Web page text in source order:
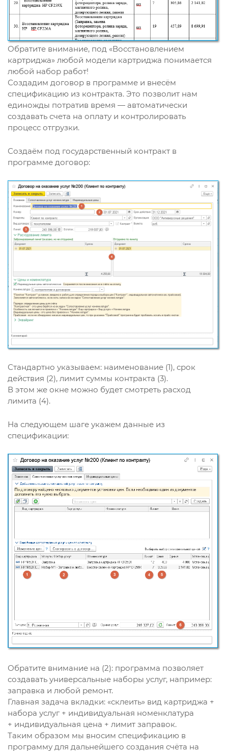
Обратите внимание, под «Восстановлением
картриджа» любой модели картриджа понимается
любой набор работ!
Создадим договор в программе и внесём
спецификацию из контракта. Это позволит нам
единожды потратив время — автоматически
создавать счета на оплату и контролировать
процесс отгрузки.
Создаём под государственный контракт в
программе договор:
Стандартно указываем: наименование (1), срок
действия (2), лимит суммы контракта (3).
В этом же окне можно будет смотреть расход
лимита (4).
На следующем шаге укажем данные из
спецификации:
Обратите внимание на (2): программа позволяет
создавать универсальные наборы услуг, например:
заправка и любой ремонт.
Главная задача вкладки: «склеить» вид картриджа +
набора услуг + индивидуальная номенклатура
+ индивидуальная цена + лимит заправок.
Таким образом мы вносим спецификацию в
программу для дальнейшего создания счёта на